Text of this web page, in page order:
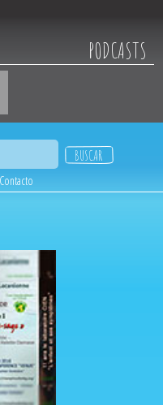
PODCASTS
Contacto